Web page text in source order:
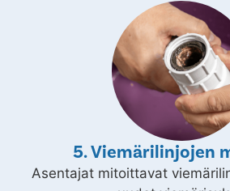
5. Viemärilinjojen
Asentajat mitoittavat